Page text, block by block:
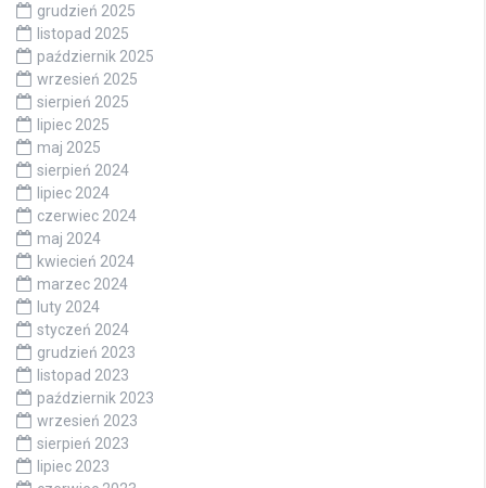
grudzień 2025
listopad 2025
październik 2025
wrzesień 2025
sierpień 2025
lipiec 2025
maj 2025
sierpień 2024
lipiec 2024
czerwiec 2024
maj 2024
kwiecień 2024
marzec 2024
luty 2024
styczeń 2024
grudzień 2023
listopad 2023
październik 2023
wrzesień 2023
sierpień 2023
lipiec 2023